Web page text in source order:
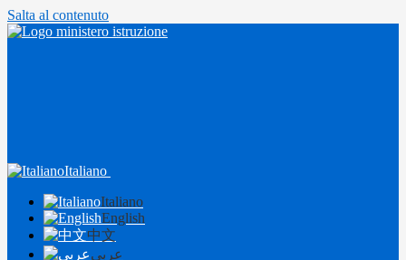
Salta al contenuto
Italiano
Italiano
English
中文
عربى